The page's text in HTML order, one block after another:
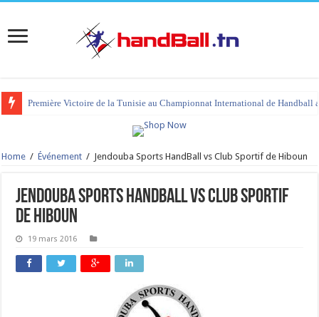
Première Victoire de la Tunisie au Championnat International de Handball
Home / Événement / Jendouba Sports HandBall vs Club Sportif de Hiboun
Jendouba Sports HandBall vs Club Sportif
de Hiboun
19 mars 2016